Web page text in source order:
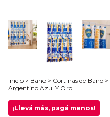
Inicio > Baño > Cortinas de Baño >
Argentino Azul Y Oro
¡Llevá más, pagá menos!